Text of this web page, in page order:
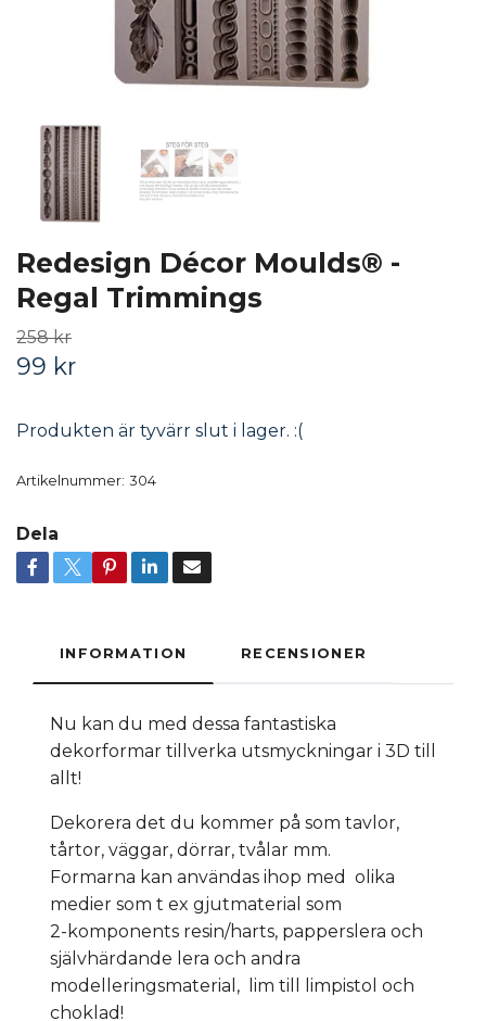
Redesign Décor Moulds® -
Regal Trimmings
258 kr
99 kr
Produkten är tyvärr slut i lager. :(
Artikelnummer: 304
Dela
INFORMATION RECENSIONER
Nu kan du med dessa fantastiska
dekorformar tillverka utsmyckningar i 3D till
allt!
Dekorera det du kommer på som tavlor,
tårtor, väggar, dörrar, tvålar mm.
Formarna kan användas ihop med olika
medier som t ex gjutmaterial som
2-komponents resin/harts, papperslera och
självhärdande lera och andra
modelleringsmaterial, lim till limpistol och
choklad!